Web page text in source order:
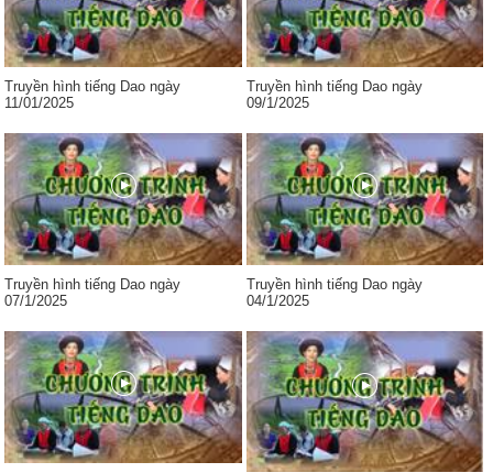
Truyền hình tiếng Dao ngày
11/01/2025
Truyền hình tiếng Dao ngày
09/1/2025
Truyền hình tiếng Dao ngày
07/1/2025
Truyền hình tiếng Dao ngày
04/1/2025